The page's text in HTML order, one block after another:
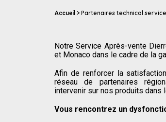
Accueil > Partenaires technical service
Notre Service Après-vente
et Monaco dans le cadre de la
Afin de renforcer la
réseau de partenaires
intervenir sur nos produits dans
Vous rencontrez un